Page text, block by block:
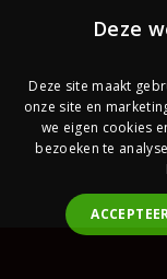
Deze
Deze site maakt
onze site en
we eigen cookies
bezoeken te